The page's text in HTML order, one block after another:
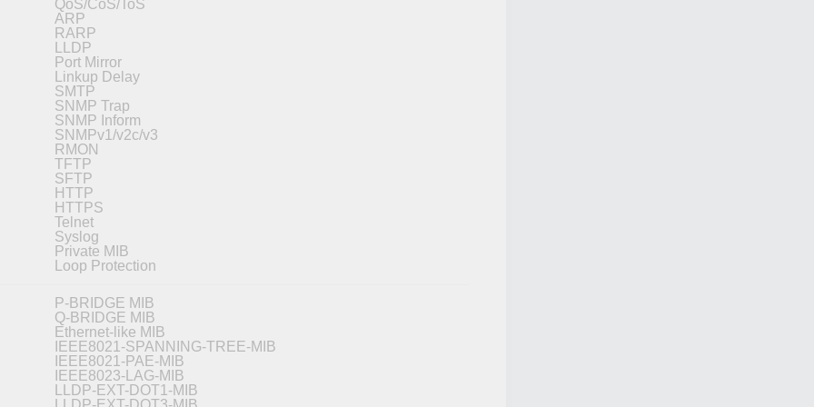
QoS/CoS/ToS
ARP
RARP
LLDP
Port Mirror
Linkup Delay
SMTP
SNMP Trap
SNMP Inform
SNMPv1/v2c/v3
RMON
TFTP
SFTP
HTTP
HTTPS
Telnet
Syslog
Private MIB
Loop Protection
P-BRIDGE MIB
Q-BRIDGE MIB
Ethernet-like MIB
IEEE8021-SPANNING-TREE-MIB
IEEE8021-PAE-MIB
IEEE8023-LAG-MIB
LLDP-EXT-DOT1-MIB